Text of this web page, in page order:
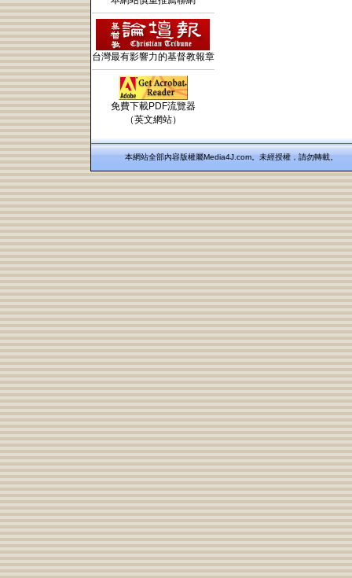
台灣最有影響力的基督教報章
免費下載PDF流覽器
（英文網站）
本網站全部內容版權屬Media4J.com。未經授權，請勿轉載。